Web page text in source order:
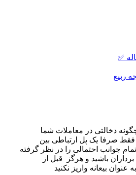
✅
ربیع
دخالتی در معاملات شما
فقط صرفا یک پل ارتباطی بین
جوانب احتمالی را در نظر گرفته
باشید و هرگز قبل از
عنوان بیعانه واریز نکنید